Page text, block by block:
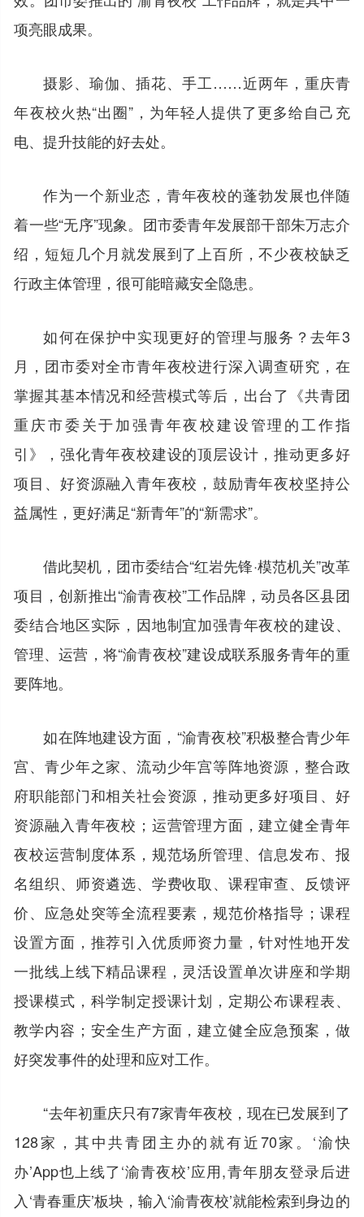
项亮眼成果。
摄影、瑜伽、插花、手工……近两年，重庆青
年夜校火热“出圈”，为年轻人提供了更多给自己充
电、提升技能的好去处。
作为一个新业态，青年夜校的蓬勃发展也伴随
着一些“无序”现象。团市委青年发展部干部朱万志介
绍，短短几个月就发展到了上百所，不少夜校缺乏
行政主体管理，很可能暗藏安全隐患。
如何在保护中实现更好的管理与服务？去年3
月，团市委对全市青年夜校进行深入调查研究，在
掌握其基本情况和经营模式等后，出台了《共青团
重庆市委关于加强青年夜校建设管理的工作指
引》，强化青年夜校建设的顶层设计，推动更多好
项目、好资源融入青年夜校，鼓励青年夜校坚持公
益属性，更好满足“新青年”的“新需求”。
借此契机，团市委结合“红岩先锋·模范机关”改革
项目，创新推出“渝青夜校”工作品牌，动员各区县团
委结合地区实际，因地制宜加强青年夜校的建设、
管理、运营，将“渝青夜校”建设成联系服务青年的重
要阵地。
如在阵地建设方面，“渝青夜校”积极整合青少年
宫、青少年之家、流动少年宫等阵地资源，整合政
府职能部门和相关社会资源，推动更多好项目、好
资源融入青年夜校；运营管理方面，建立健全青年
夜校运营制度体系，规范场所管理、信息发布、报
名组织、师资遴选、学费收取、课程审查、反馈评
价、应急处突等全流程要素，规范价格指导；课程
设置方面，推荐引入优质师资力量，针对性地开发
一批线上线下精品课程，灵活设置单次讲座和学期
授课模式，科学制定授课计划，定期公布课程表、
教学内容；安全生产方面，建立健全应急预案，做
好突发事件的处理和应对工作。
“去年初重庆只有7家青年夜校，现在已发展到了
128家，其中共青团主办的就有近70家。‘渝快
办’App也上线了‘渝青夜校’应用,青年朋友登录后进
入‘青春重庆’板块，输入‘渝青夜校’就能检索到身边的